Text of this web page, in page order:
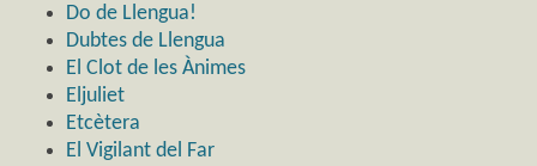
Do de Llengua!
Dubtes de Llengua
El Clot de les Ànimes
Eljuliet
Etcètera
El Vigilant del Far